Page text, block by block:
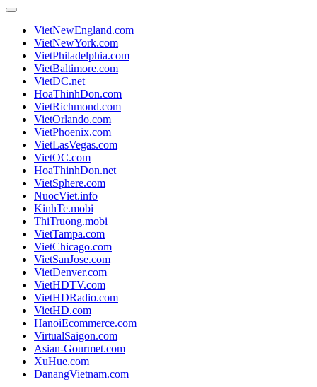
VietNewEngland.com
VietNewYork.com
VietPhiladelphia.com
VietBaltimore.com
VietDC.net
HoaThinhDon.com
VietRichmond.com
VietOrlando.com
VietPhoenix.com
VietLasVegas.com
VietOC.com
HoaThinhDon.net
VietSphere.com
NuocViet.info
KinhTe.mobi
ThiTruong.mobi
VietTampa.com
VietChicago.com
VietSanJose.com
VietDenver.com
VietHDTV.com
VietHDRadio.com
VietHD.com
HanoiEcommerce.com
VirtualSaigon.com
Asian-Gourmet.com
XuHue.com
DanangVietnam.com